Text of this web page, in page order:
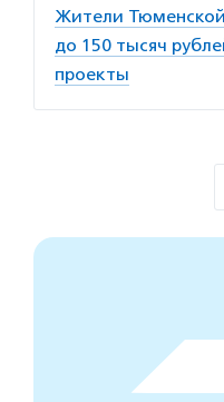
Жители
до 150 тысяч
проекты